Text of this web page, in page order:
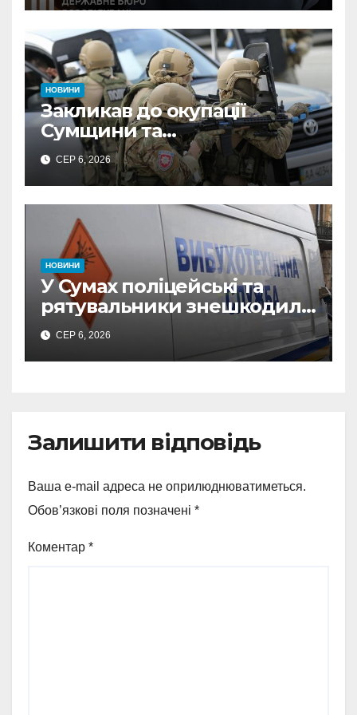
ФОПа
НОВИНИ
Закликав до окупації
Сумщини та
виправдовував обстріли:
СБУ викрила
прокремлівського агітатора
з Охтирки
СЕР 6, 2026
НОВИНИ
У Сумах поліцейські та
рятувальники знешкодили
500-кілограмову авіабомбу
росіян
СЕР 6, 2026
Залишити відповідь
Ваша e-mail адреса не оприлюднюватиметься.
Обов’язкові поля позначені *
Коментар *